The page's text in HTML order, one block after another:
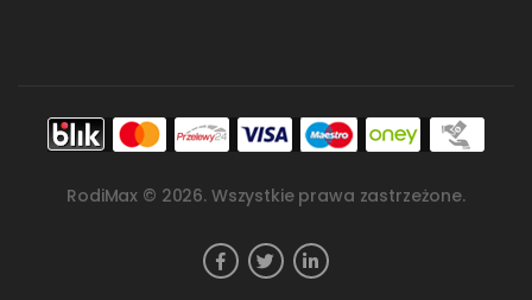
RodiMax © 2026. Wszystkie prawa zastrzeżone.